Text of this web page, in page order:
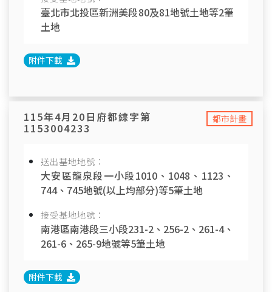
臺北市北投區新洲美段80及81地號土地等2筆
土地
附件下載
都市計畫
115年4月20日府都綜字第
1153004233
送出基地地號：
大安區龍泉段一小段1010、1048、1123、
744、745地號(以上均部分)等5筆土地
接受基地地號：
南港區南港段三小段231-2、256-2、261-4、
261-6、265-9地號等5筆土地
附件下載